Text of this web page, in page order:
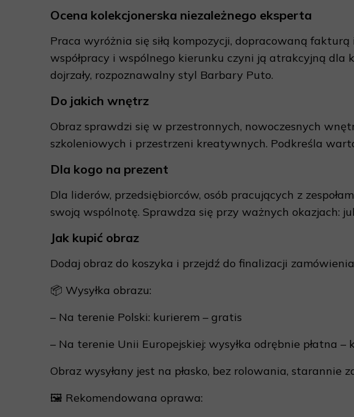
Ocena kolekcjonerska niezależnego eksperta
Praca wyróżnia się siłą kompozycji, dopracowaną
współpracy i wspólnego kierunku czyni ją atrakcyjną
dojrzały, rozpoznawalny styl Barbary Puto.
Do jakich wnętrz
Obraz sprawdzi się w przestronnych, nowoczesnych
szkoleniowych i przestrzeni kreatywnych. Podkreśla
Dla kogo na prezent
Dla liderów, przedsiębiorców, osób pracujących z
swoją wspólnotę. Sprawdza się przy ważnych okazjach:
Jak kupić obraz
Dodaj obraz do koszyka i przejdź do finalizacji
📦 Wysyłka obrazu:
– Na terenie Polski: kurierem – gratis
– Na terenie Unii Europejskiej: wysyłka odrębnie płatna
Obraz wysyłany jest na płasko, bez rolowania, starannie
🖼 Rekomendowana oprawa: